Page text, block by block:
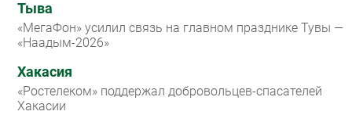
Тыва
«МегаФон» усилил связь на главном празднике Тувы —
«Наадым-2026»
Хакасия
«Ростелеком» поддержал добровольцев-спасателей
Хакасии